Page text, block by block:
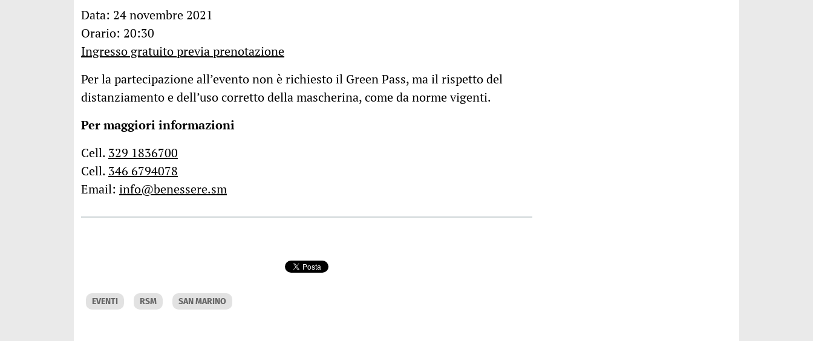
Data: 24 novembre 2021
Orario: 20:30
Ingresso gratuito previa prenotazione
Per la partecipazione all’evento non è richiesto il Green Pass, ma il rispetto del
distanziamento e dell’uso corretto della mascherina, come da norme vigenti.
Per maggiori informazioni
Cell. 329 1836700
Cell. 346 6794078
Email: info@benessere.sm
EVENTI RSM SAN MARINO